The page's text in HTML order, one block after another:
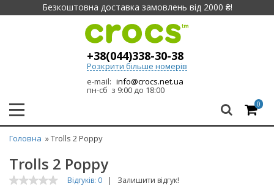
Безкоштовна доставка замовлень від 2000 ₴!
+38(044)338-30-38
Розкрити більше номерів
e-mail: info@crocs.net.ua
пн-сб з 9:00 до 18:00
0
Головна » Trolls 2 Poppy
Trolls 2 Poppy
Відгуків: 0 | Залишити відгук!